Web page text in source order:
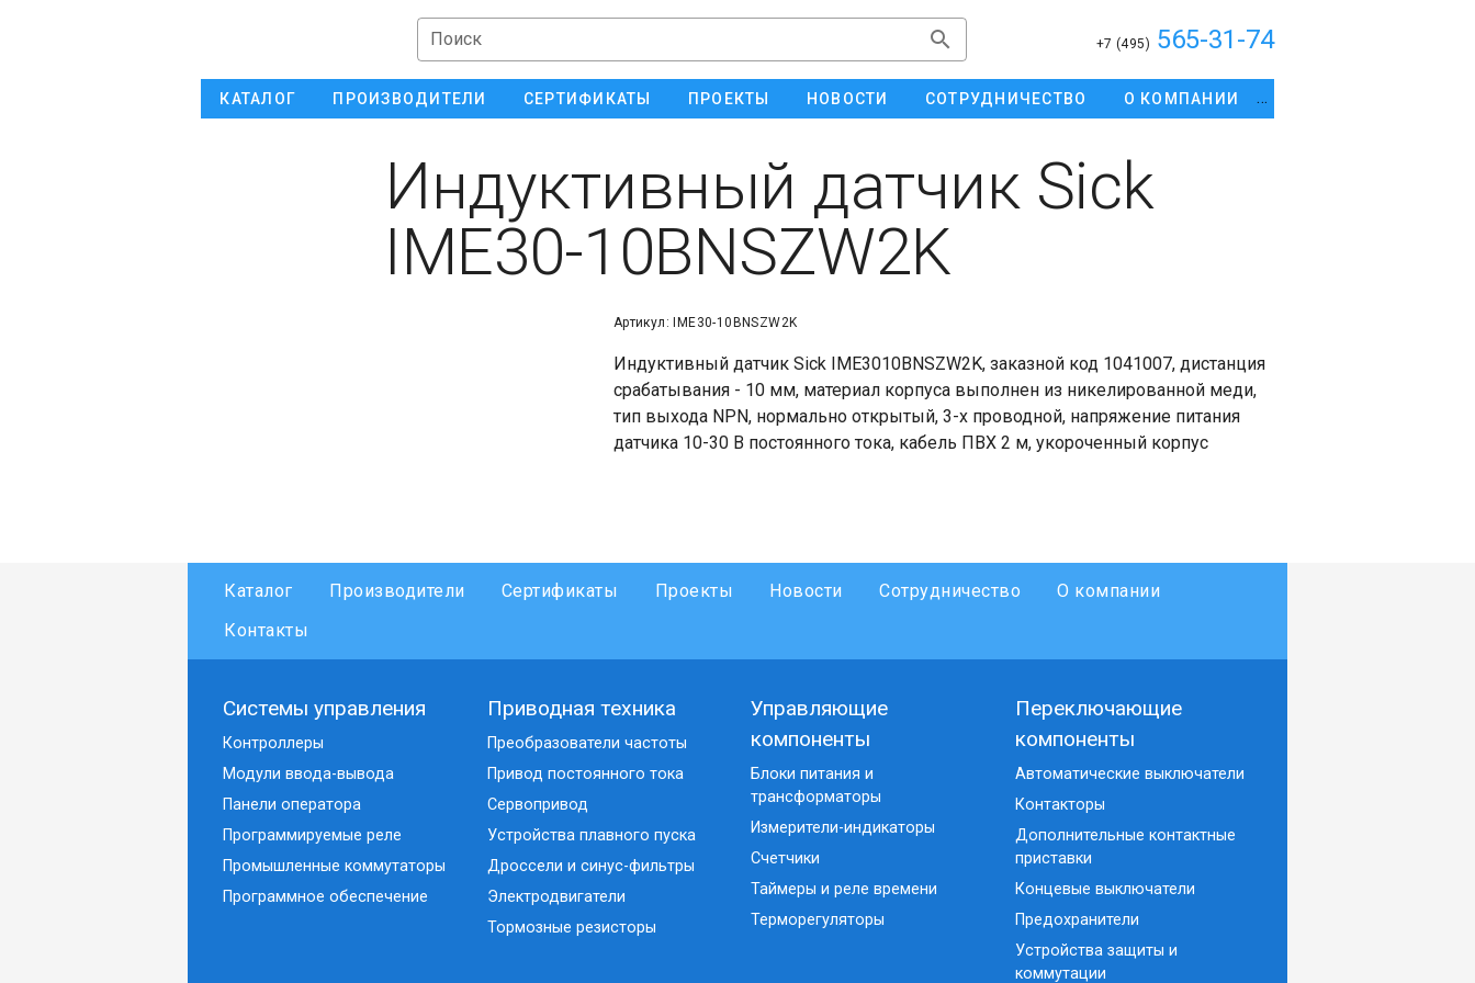
Поиск +7 (495) 565-31-74
КАТАЛОГ ПРОИЗВОДИТЕЛИ СЕРТИФИКАТЫ ПРОЕКТЫ НОВОСТИ СОТРУДНИЧЕСТВО О КОМПАНИИ
Индуктивный датчик Sick
IME30-10BNSZW2K
Артикул: IME30-10BNSZW2K
Индуктивный датчик Sick IME3010BNSZW2K, заказной код 1041007, дистанция
срабатывания - 10 мм, материал корпуса выполнен из никелированной меди,
тип выхода NPN, нормально открытый, 3-х проводной, напряжение питания
датчика 10-30 В постоянного тока, кабель ПВХ 2 м, укороченный корпус
Каталог Производители Сертификаты Проекты Новости Сотрудничество
О компании
Контакты
Системы управления
Контроллеры
Модули ввода-вывода
Панели оператора
Программируемые реле
Промышленные коммутаторы
Программное обеспечение
Приводная техника
Преобразователи частоты
Привод постоянного тока
Сервопривод
Устройства плавного пуска
Дроссели и синус-фильтры
Электродвигатели
Тормозные резисторы
Управляющие
компоненты
Блоки питания и
трансформаторы
Измерители-индикаторы
Счетчики
Таймеры и реле времени
Терморегуляторы
Переключающие
компоненты
Автоматические выключатели
Контакторы
Дополнительные контактные
приставки
Концевые выключатели
Предохранители
Устройства защиты и
коммутации